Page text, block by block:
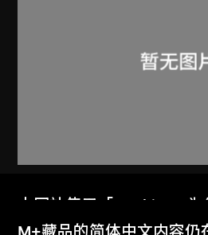
火鳥電影會
Memorandum and
本网站使用「Cookies」
体验。
M+藏品的简体中文内容仍